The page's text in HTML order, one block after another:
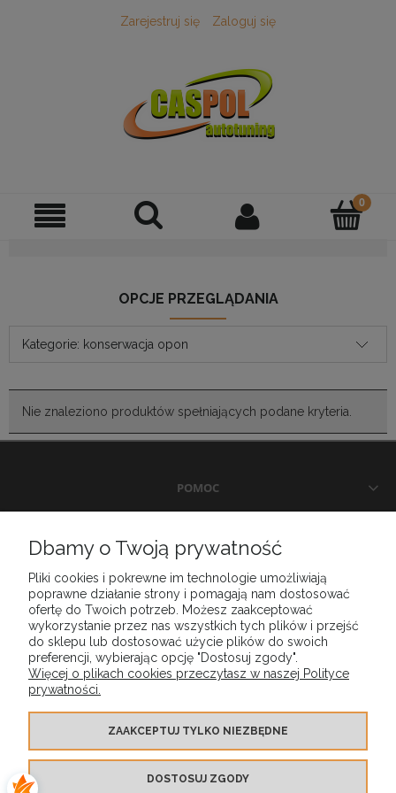
Zarejestruj się Zaloguj się
OPCJE PRZEGLĄDANIA
Kategorie: konserwacja opon
Nie znaleziono produktów spełniających podane kryteria.
POMOC
DOSTAWA I PŁATNOŚCI
MOJE KONTO
GWARANCJA I ZWROTY
Dbamy o Twoją prywatność
Pliki cookies i pokrewne im technologie umożliwiają
poprawne działanie strony i pomagają nam dostosować
ofertę do Twoich potrzeb. Możesz zaakceptować
wykorzystanie przez nas wszystkich tych plików i przejść
do sklepu lub dostosować użycie plików do swoich
preferencji, wybierając opcję "Dostosuj zgody".
Więcej o plikach cookies przeczytasz w naszej Polityce
prywatności.
ZAAKCEPTUJ TYLKO NIEZBĘDNE
DOSTOSUJ ZGODY